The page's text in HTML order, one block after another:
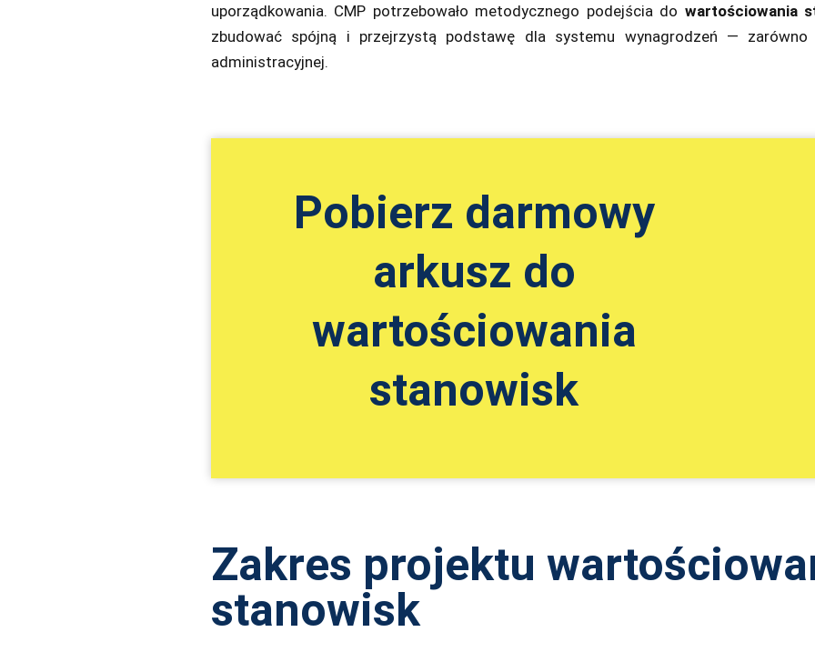
uporządkowania. CMP potrzebowało metodycznego podejścia do wartościowania
zbudować spójną i przejrzystą podstawę dla systemu wynagrodzeń —
administracyjnej.
Pobierz darmowy
arkusz do
wartościowania
stanowisk
Zakres projektu
stanowisk